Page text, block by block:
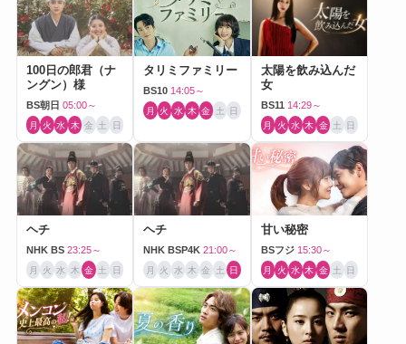
100日の郎君（ナ
ングン）様
BS朝日 05:00～
月 火 水 木 金 土 日
タリミファミリー
BS10 14:05～
月 火 水 木 金 土 日
太陽を飲み込んだ
女
BS11 14:29～
月 火 水 木 金 土 日
ヘチ
NHK BS 23:25～
月 火 水 木 金 土 日
ヘチ
NHK BSP4K 21:00～
月 火 水 木 金 土 日
甘い秘密
BSフジ 15:30～
月 火 水 木 金 土 日